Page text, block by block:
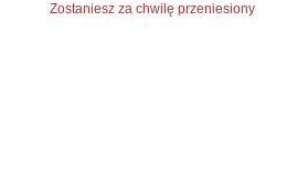
Zostaniesz za chwilę przeniesiony